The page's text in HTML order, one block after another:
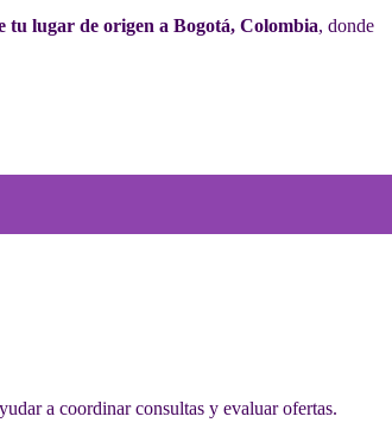
tu lugar de origen a Bogotá, Colombia, donde
a coordinar consultas y evaluar ofertas.